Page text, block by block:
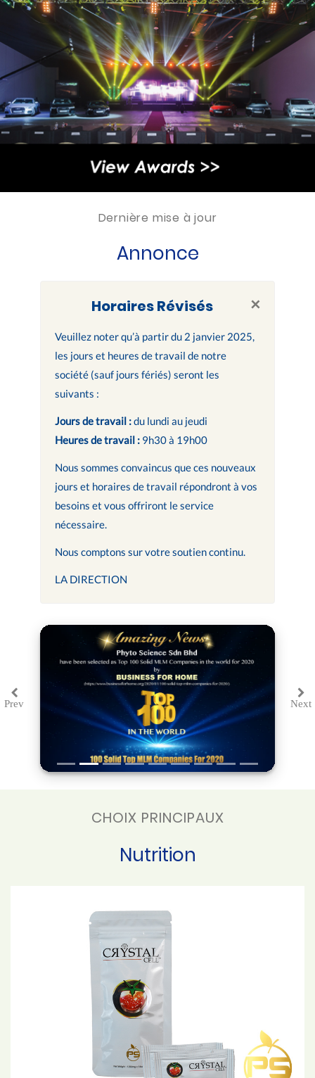
Dernière mise à jour
Annonce
×
Horaires Révisés
Veuillez noter qu’à partir du 2 janvier 2025,
les jours et heures de travail de notre
société (sauf jours fériés) seront les
suivants :
Jours de travail :du lundi au jeudi
Heures de travail :9h30 à 19h00
Nous sommes convaincus que ces nouveaux
jours et horaires de travail répondront à vos
besoins et vous offriront le service
nécessaire.
Nous comptons sur votre soutien continu.
LA DIRECTION
PrevPrevious Next
CHOIX PRINCIPAUX
Nutrition